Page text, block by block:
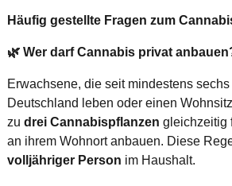
Häufig gestellte Fragen zum
🌿 Wer darf Cannabis privat
Erwachsene, die seit mindestens
Deutschland leben oder einen
zu drei Cannabispflanzen gleichzeitig
an ihrem Wohnort anbauen. Diese
volljähriger Person im Haushalt.